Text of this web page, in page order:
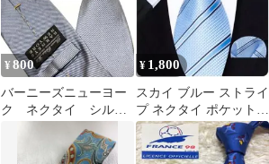
¥800
バーニーズニューヨー
ク ネクタイ シルバ
ーブルー 無地 ソリ
¥ 1,800
スカイ ブルー ストライ
プ ネクタイ ポケットチ
ーフ 空色 3点セット
新品